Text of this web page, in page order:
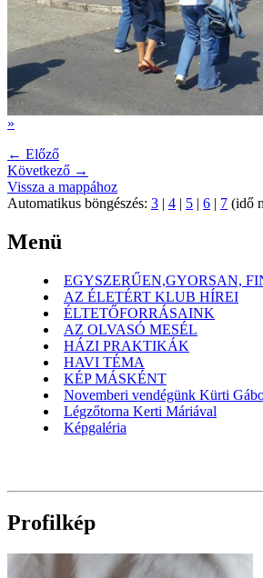
»
← Előző
Következő →
Vissza a mappához
Automatikus böngészés: 3 | 4 | 5 | 6 | 7 (idő
Menü
EGYSZERŰEN,GYORSAN,
AZ ÉLETÉRT KLUB HÍREI
ÉLTETŐFORRÁSAINK
AZ OLVASÓ MESÉL
HÁZI PRAKTIKÁK
HAVI TÉMA
KÉP MÁSKÉNT
Novemberi vendégünk Kürti
Légzőtorna Kerti Máriával
Képgaléria
Profilkép